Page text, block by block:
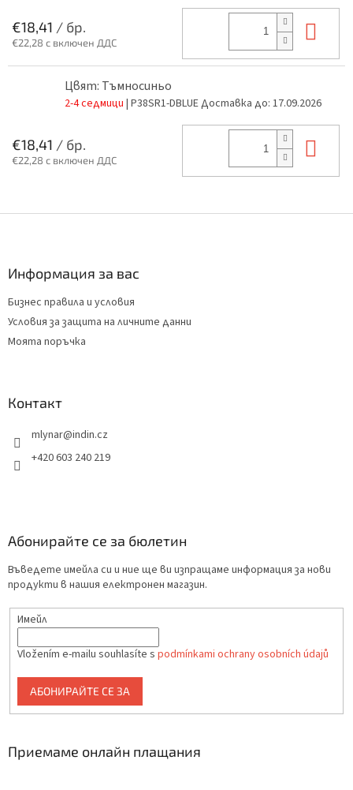
€18,41 / бр.
€22,28 с включен ДДС
Цвят: Тъмносиньо
2-4 седмици | P38SR1-DBLUEДоставка до: 17.09.2026
€18,41 / бр.
€22,28 с включен ДДС
Информация за вас
Бизнес правила и условия
Условия за защита на личните данни
Моята поръчка
Контакт
mlynar@indin.cz
+420 603 240 219
Абонирайте се за бюлетин
Въведете имейла си и ние ще ви изпращаме информация за нови
продукти в нашия електронен магазин.
Имейл
Vložením e-mailu souhlasíte s podmínkami ochrany osobních údajů
АБОНИРАЙТЕ СЕ ЗА
Приемаме онлайн плащания